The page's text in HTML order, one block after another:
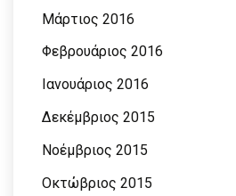
Μάρτιος 2016
Φεβρουάριος 2016
Ιανουάριος 2016
Δεκέμβριος 2015
Νοέμβριος 2015
Οκτώβριος 2015